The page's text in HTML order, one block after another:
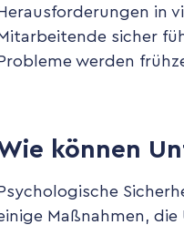
in
sicher
werden
können
Maßnahmen,